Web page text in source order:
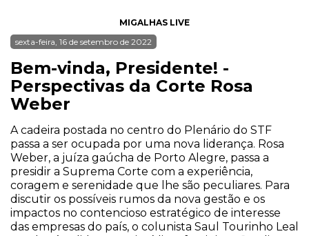
MIGALHAS LIVE
sexta-feira, 16 de setembro de 2022
Bem-vinda, Presidente! -
Perspectivas da Corte Rosa
Weber
A cadeira postada no centro do Plenário do STF
passa a ser ocupada por uma nova liderança. Rosa
Weber, a juíza gaúcha de Porto Alegre, passa a
presidir a Suprema Corte com a experiência,
coragem e serenidade que lhe são peculiares. Para
discutir os possíveis rumos da nova gestão e os
impactos no contencioso estratégico de interesse
das empresas do país, o colunista Saul Tourinho Leal